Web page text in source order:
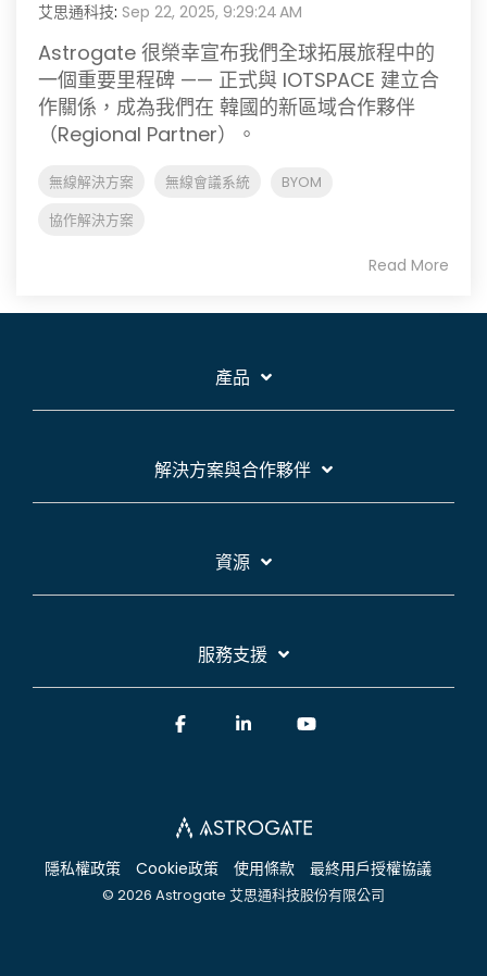
艾思通科技: Sep 22, 2025, 9:29:24 AM
Astrogate 很榮幸宣布我們全球拓展旅程中的
一個重要里程碑 —— 正式與 IOTSPACE 建立合
作關係，成為我們在 韓國的新區域合作夥伴
（Regional Partner）。
無線解決方案 無線會議系統 BYOM
協作解決方案
Read More
產品
解決方案與合作夥伴
資源
服務支援
隱私權政策 Cookie政策 使用條款 最終用戶授權協議
© 2026 Astrogate 艾思通科技股份有限公司
FacebookLinkedin